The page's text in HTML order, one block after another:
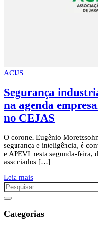
ACIJS
Segurança
na agenda
no CEJAS
O coronel Eugênio
segurança e inteligência, é
e APEVI nesta segunda-feira,
associados […]
Leia mais
Categorias